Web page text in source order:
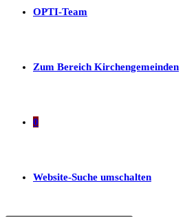
OPTI-Team
Zum Bereich Kirchengemeinden
0
Website-Suche umschalten